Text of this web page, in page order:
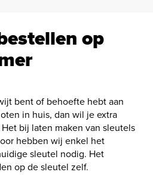
op
bent of behoefte hebt aan
in huis, dan wil je extra
bij laten maken van sleutels
hebben wij enkel het
sleutel nodig. Het
op de sleutel zelf.